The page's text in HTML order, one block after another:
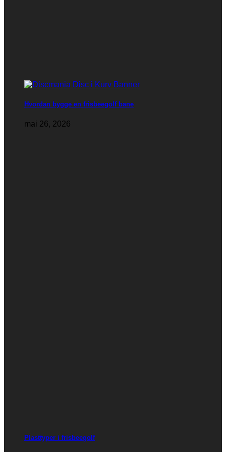
Hvordan bygge en frisbeegolf bane
mai 26, 2026
Plasttyper i frisbeegolf